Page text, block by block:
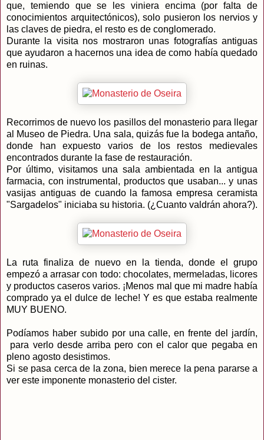
que, temiendo que se les viniera encima (por falta de
conocimientos arquitectónicos), solo pusieron los nervios y
las claves de piedra, el resto es de conglomerado.
Durante la visita nos mostraron unas fotografías antiguas
que ayudaron a hacernos una idea de como había quedado
en ruinas.
Recorrimos de nuevo los pasillos del monasterio para llegar
al Museo de Piedra. Una sala, quizás fue la bodega antaño,
donde han expuesto varios de los restos medievales
encontrados durante la fase de restauración.
Por último, visitamos una sala ambientada en la antigua
farmacia, con instrumental, productos que usaban... y unas
vasijas antiguas de cuando la famosa empresa ceramista
"Sargadelos" iniciaba su historia. (¿Cuanto valdrán ahora?).
La ruta finaliza de nuevo en la tienda, donde el grupo
empezó a arrasar con todo: chocolates, mermeladas, licores
y productos caseros varios. ¡Menos mal que mi madre había
comprado ya el dulce de leche! Y es que estaba realmente
MUY BUENO.
Podíamos haber subido por una calle, en frente del jardín,
para verlo desde arriba pero con el calor que pegaba en
pleno agosto desistimos.
Si se pasa cerca de la zona, bien merece la pena pararse a
ver este imponente monasterio del cister.